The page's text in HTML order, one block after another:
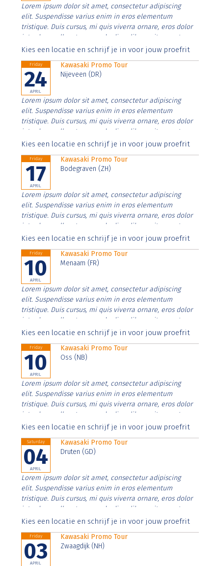
Lorem ipsum dolor sit amet, consectetur adipiscing
elit. Suspendisse varius enim in eros elementum
tristique. Duis cursus, mi quis viverra ornare, eros dolor
interdum nulla, ut commodo diam libero vitae erat.
Aenean faucibus nibh et justo cursus id rutrum lorem
Kies een locatie en schrijf je in voor jouw proefrit
Friday
24
APRIL
Kawasaki Promo Tour
Nijeveen (DR)
Lorem ipsum dolor sit amet, consectetur adipiscing
elit. Suspendisse varius enim in eros elementum
tristique. Duis cursus, mi quis viverra ornare, eros dolor
interdum nulla, ut commodo diam libero vitae erat.
Aenean faucibus nibh et justo cursus id rutrum lorem
Kies een locatie en schrijf je in voor jouw proefrit
Friday
17
APRIL
Kawasaki Promo Tour
Bodegraven (ZH)
Lorem ipsum dolor sit amet, consectetur adipiscing
elit. Suspendisse varius enim in eros elementum
tristique. Duis cursus, mi quis viverra ornare, eros dolor
interdum nulla, ut commodo diam libero vitae erat.
Aenean faucibus nibh et justo cursus id rutrum lorem
Kies een locatie en schrijf je in voor jouw proefrit
Friday
10
APRIL
Kawasaki Promo Tour
Menaam (FR)
Lorem ipsum dolor sit amet, consectetur adipiscing
elit. Suspendisse varius enim in eros elementum
tristique. Duis cursus, mi quis viverra ornare, eros dolor
interdum nulla, ut commodo diam libero vitae erat.
Aenean faucibus nibh et justo cursus id rutrum lorem
Kies een locatie en schrijf je in voor jouw proefrit
Friday
10
APRIL
Kawasaki Promo Tour
Oss (NB)
Lorem ipsum dolor sit amet, consectetur adipiscing
elit. Suspendisse varius enim in eros elementum
tristique. Duis cursus, mi quis viverra ornare, eros dolor
interdum nulla, ut commodo diam libero vitae erat.
Aenean faucibus nibh et justo cursus id rutrum lorem
Kies een locatie en schrijf je in voor jouw proefrit
Saturday
04
APRIL
Kawasaki Promo Tour
Druten (GD)
Lorem ipsum dolor sit amet, consectetur adipiscing
elit. Suspendisse varius enim in eros elementum
tristique. Duis cursus, mi quis viverra ornare, eros dolor
interdum nulla, ut commodo diam libero vitae erat.
Aenean faucibus nibh et justo cursus id rutrum lorem
Kies een locatie en schrijf je in voor jouw proefrit
Friday
03
APRIL
Kawasaki Promo Tour
Zwaagdijk (NH)